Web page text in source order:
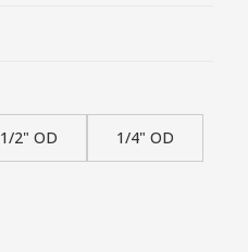
1/2" OD 1/4" OD